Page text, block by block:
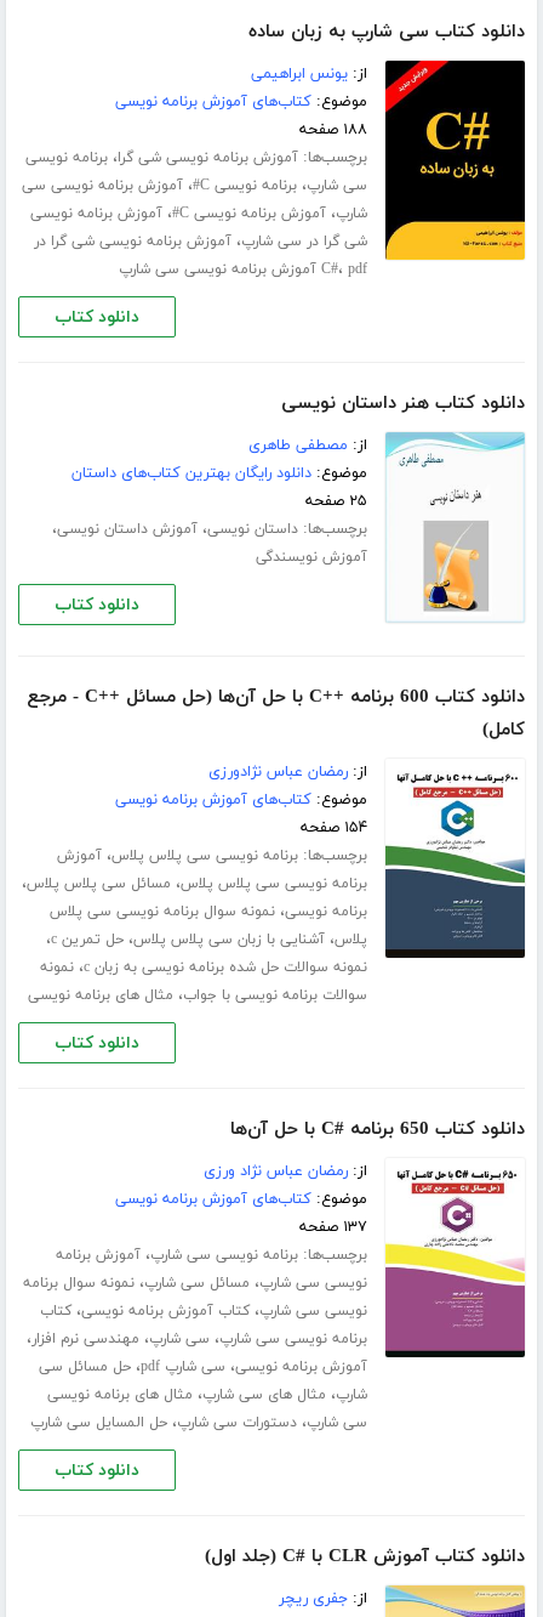
دانلود کتاب سی شارپ به زبان ساده
از:یونس ابراهیمی
موضوع:کتاب‌های آموزش برنامه نویسی
۱۸۸ صفحه
برچسب‌ها:آموزش برنامه نویسی شی گرا،برنامه نویسی
سی شارپ،برنامه نویسی C# ،آموزش برنامه نویسی سی
شارپ،آموزش برنامه نویسی C# ،آموزش برنامه نویسی
شی گرا در سی شارپ،آموزش برنامه نویسی شی گرا در
C#، pdf آموزش برنامه نویسی سی شارپ
دانلود کتاب
دانلود کتاب هنر داستان نویسی
از: مصطفی طاهری
موضوع:دانلود رایگان بهترین کتاب‌های داستان
۲۵ صفحه
برچسب‌ها:داستان نویسی،آموزش داستان نویسی،
آموزش نویسندگی
دانلود کتاب
دانلود کتاب 600 برنامه ++C با حل آن‌ها (حل مسائل ++C - مرجع
کامل)
از:رمضان عباس نژادورزی
موضوع:کتاب‌های آموزش برنامه نویسی
۱۵۴ صفحه
برچسب‌ها:برنامه نویسی سی پلاس پلاس،آموزش
برنامه نویسی سی پلاس پلاس، مسائل سی پلاس پلاس،
برنامه نویسی،نمونه سوال برنامه نویسی سی پلاس
پلاس،آشنایی با زبان سی پلاس پلاس،حل تمرین c ،
نمونه سوالات حل شده برنامه نویسی به زبان c ،نمونه
سوالات برنامه نویسی با جواب، مثال های برنامه نویسی
دانلود کتاب
دانلود کتاب 650 برنامه #C با حل آن‌ها
از:رمضان عباس نژاد ورزی
موضوع:کتاب‌های آموزش برنامه نویسی
۱۳۷ صفحه
برچسب‌ها:برنامه نویسی سی شارپ،آموزش برنامه
نویسی سی شارپ، مسائل سی شارپ،نمونه سوال برنامه
نویسی سی شارپ،کتاب آموزش برنامه نویسی،کتاب
برنامه نویسی سی شارپ، سی شارپ، مهندسی نرم افزار،
آموزش برنامه نویسی، سی شارپ pdf ،حل مسائل سی
شارپ، مثال های سی شارپ، مثال های برنامه نویسی
سی شارپ،دستورات سی شارپ،حل المسایل سی شارپ
دانلود کتاب
دانلود کتاب آموزش CLR با #C (جلد اول)
از:جفری ریچر